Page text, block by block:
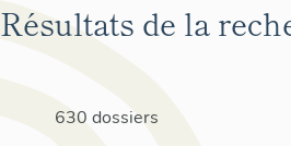
Résultats de la
630 dossiers